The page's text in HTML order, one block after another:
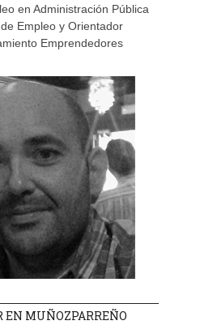
en Administración Pública
Empleo y Orientador
Emprendedores
EN MUÑOZPARREÑO